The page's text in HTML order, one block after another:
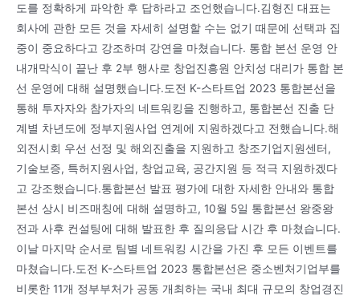
도를 정확하게 파악한 후 답하라고 조언했습니다.김형진 대표는
회사에 관한 모든 것을 자세히 설명할 수는 없기 때문에 선택과 집
중이 중요하다고 강조하며 강연을 마쳤습니다. 통합 본선 운영 안
내개막식이 끝난 후 2부 행사로 창업진흥원 안치성 대리가 통합 본
선 운영에 대해 설명했습니다.도전 K-스타트업 2023 통합본선을
통해 투자자와 참가자의 네트워킹을 진행하고, 통합본선 진출 단
계별 차년도에 정부지원사업 연계에 지원하겠다고 전했습니다.해
외전시회 우선 선정 및 해외진출을 지원하고 창조기업지원센터,
기술보증, 특허지원사업, 창업교육, 공간지원 등 적극 지원하겠다
고 강조했습니다.통합본선 발표 평가에 대한 자세한 안내와 통합
본선 상시 비즈매칭에 대해 설명하고, 10월 5일 통합본선 왕중왕
전과 사후 컨설팅에 대해 발표한 후 질의응답 시간 후 마쳤습니다.
이날 마지막 순서로 팀별 네트워킹 시간을 가진 후 모든 이벤트를
마쳤습니다.도전 K-스타트업 2023 통합본선은 중소벤처기업부를
비롯한 11개 정부부처가 공동 개최하는 국내 최대 규모의 창업경진